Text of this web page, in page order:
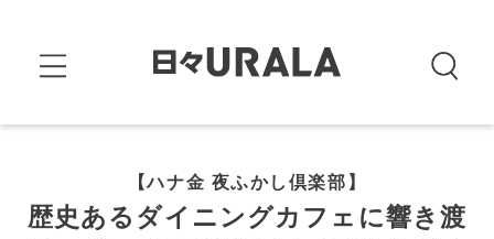
【ハナ金 夜ふかし倶楽部】
歴史あるダイニングカフェに響き渡